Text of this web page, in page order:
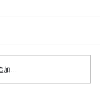
で庭を手に入れ
加…